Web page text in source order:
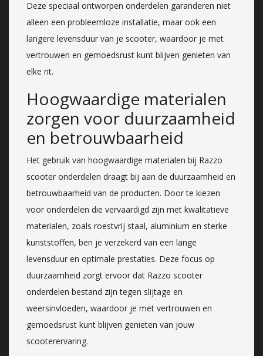
Deze speciaal ontworpen onderdelen garanderen niet
alleen een probleemloze installatie, maar ook een
langere levensduur van je scooter, waardoor je met
vertrouwen en gemoedsrust kunt blijven genieten van
elke rit.
Hoogwaardige materialen
zorgen voor duurzaamheid
en betrouwbaarheid
Het gebruik van hoogwaardige materialen bij Razzo
scooter onderdelen draagt bij aan de duurzaamheid en
betrouwbaarheid van de producten. Door te kiezen
voor onderdelen die vervaardigd zijn met kwalitatieve
materialen, zoals roestvrij staal, aluminium en sterke
kunststoffen, ben je verzekerd van een lange
levensduur en optimale prestaties. Deze focus op
duurzaamheid zorgt ervoor dat Razzo scooter
onderdelen bestand zijn tegen slijtage en
weersinvloeden, waardoor je met vertrouwen en
gemoedsrust kunt blijven genieten van jouw
scooterervaring.